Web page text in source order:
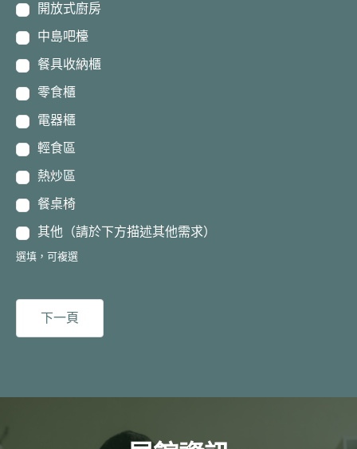
開放式廚房
中島吧檯
餐具收納櫃
零食櫃
電器櫃
輕食區
熱炒區
餐桌椅
其他（請於下方描述其他需求）
選填，可複選
下一頁